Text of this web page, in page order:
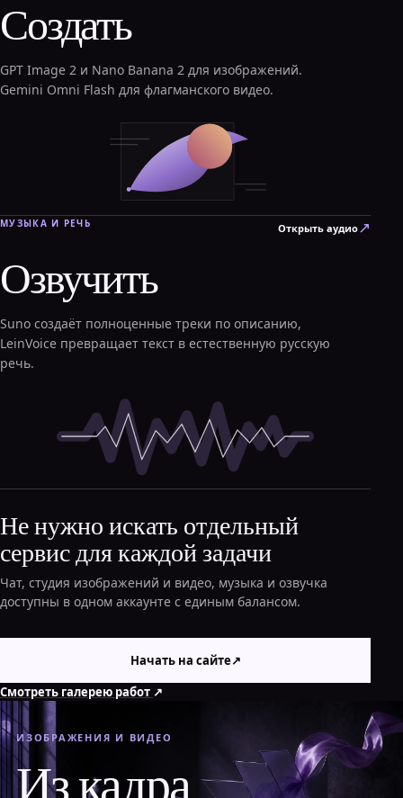
Создать
GPT Image 2 и Nano Banana 2 для изображений.
Gemini Omni Flash для флагманского видео.
МУЗЫКА И РЕЧЬ
Озвучить
Suno создаёт полноценные треки по описанию,
LeinVoice превращает текст в естественную русскую
речь.
Открыть аудио↗
Не нужно искать отдельный
сервис для каждой задачи
Чат, студия изображений и видео, музыка и озвучка
доступны в одном аккаунте с единым балансом.
Начать на сайте↗
Смотреть галерею работ ↗
ИЗОБРАЖЕНИЯ И ВИДЕО
Из кадра